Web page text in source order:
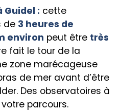
Guidel : cette
de 3 heures de
environ peut être très
fait le tour de la
zone marécageuse
de mer avant d’être
Des observatoires à
parcours.